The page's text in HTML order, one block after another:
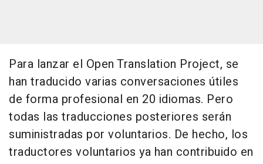
Para lanzar el Open Translation Project, se
han traducido varias conversaciones útiles
de forma profesional en 20 idiomas. Pero
todas las traducciones posteriores serán
suministradas por voluntarios. De hecho, los
traductores voluntarios ya han contribuido en